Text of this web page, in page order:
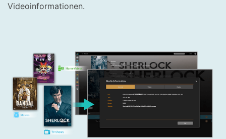
Videoinformationen.